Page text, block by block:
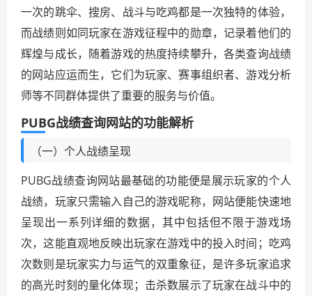
一次的跳伞、搜房、战斗与吃鸡都是一次独特的体验，
而战绩则如同玩家在游戏征程中的勋章，记录着他们的
辉煌与成长，随着游戏的热度持续攀升，各类查询战绩
的网站应运而生，它们为玩家、赛事组织者、游戏分析
师等不同群体提供了重要的服务与价值。
PUBG战绩查询网站的功能解析
（一）个人战绩呈现
PUBG战绩查询网站最基础的功能便是展示玩家的个人
战绩，玩家只需输入自己的游戏昵称，网站便能快速地
呈现出一系列详细的数据，其中包括但不限于游戏场
次，这能直观地反映出玩家在游戏中的投入时间；吃鸡
次数则是玩家实力与运气的双重象征，是许多玩家追求
的高光时刻的量化体现；击杀数展示了玩家在战斗中的